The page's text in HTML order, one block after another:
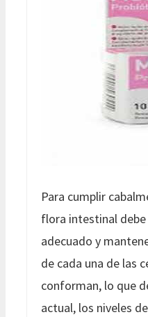
Para cumplir
flora intestinal
adecuado y
de cada una de las
conforman, lo que
actual, los niveles